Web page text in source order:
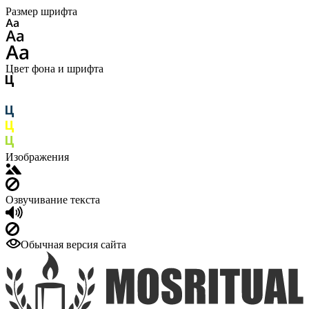
Размер шрифта
Цвет фона и шрифта
Изображения
Озвучивание текста
Обычная версия сайта